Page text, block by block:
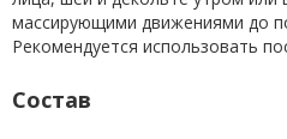
массирующими движениями до
Рекомендуется использовать
Состав